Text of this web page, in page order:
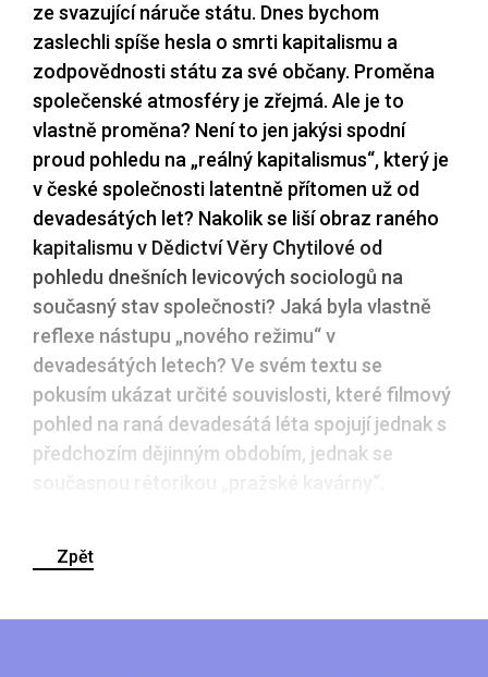
ze svazující náruče státu. Dnes bychom
zaslechli spíše hesla o smrti kapitalismu a
zodpovědnosti státu za své občany. Proměna
společenské atmosféry je zřejmá. Ale je to
vlastně proměna? Není to jen jakýsi spodní
proud pohledu na „reálný kapitalismus“, který je
v české společnosti latentně přítomen už od
devadesátých let? Nakolik se liší obraz raného
kapitalismu v Dědictví Věry Chytilové od
pohledu dnešních levicových sociologů na
současný stav společnosti? Jaká byla vlastně
reflexe nástupu „nového režimu“ v
devadesátých letech? Ve svém textu se
pokusím ukázat určité souvislosti, které filmový
pohled na raná devadesátá léta spojují jednak s
předchozím dějinným obdobím, jednak se
Zpět